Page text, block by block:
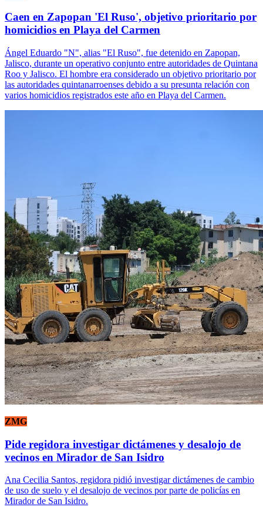
Caen en Zapopan 'El Ruso', objetivo prioritario por
homicidios en Playa del Carmen
Ángel Eduardo "N", alias "El Ruso", fue detenido en Zapopan,
Jalisco, durante un operativo conjunto entre autoridades de Quintana
Roo y Jalisco. El hombre era considerado un objetivo prioritario por
las autoridades quintanarroenses debido a su presunta relación con
varios homicidios registrados este año en Playa del Carmen.
ZMG
Pide regidora investigar dictámenes y desalojo de
vecinos en Mirador de San Isidro
Ana Cecilia Santos, regidora pidió investigar dictámenes de cambio
de uso de suelo y el desalojo de vecinos por parte de policías en
Mirador de San Isidro.